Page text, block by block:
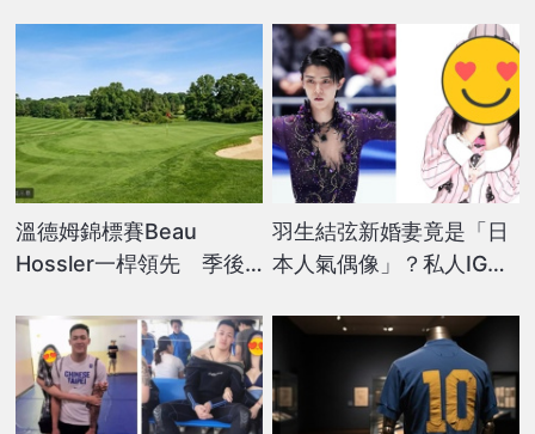
溫德姆錦標賽Beau
Hossler一桿領先 季後
羽生結弦新婚妻竟是「日
本人氣偶像」？私人IG告